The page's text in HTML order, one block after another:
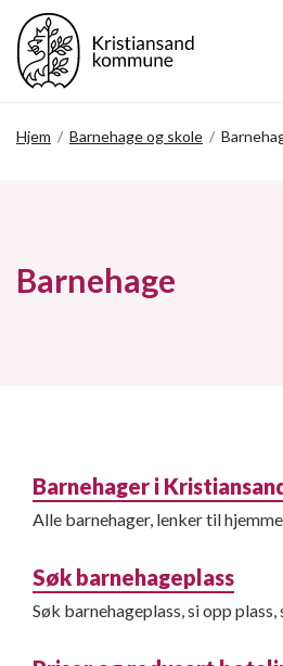
Hjem / Barnehage og skole /
Barnehage
Barnehager i
Alle barnehager, lenker til
Søk barnehageplass
Søk barnehageplass, si opp